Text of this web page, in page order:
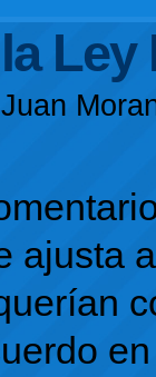
Ley
ajusta